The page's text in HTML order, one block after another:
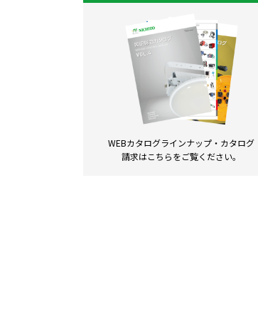
WEBカタログラインナップ・ カタログ
請求はこちらをご覧ください。